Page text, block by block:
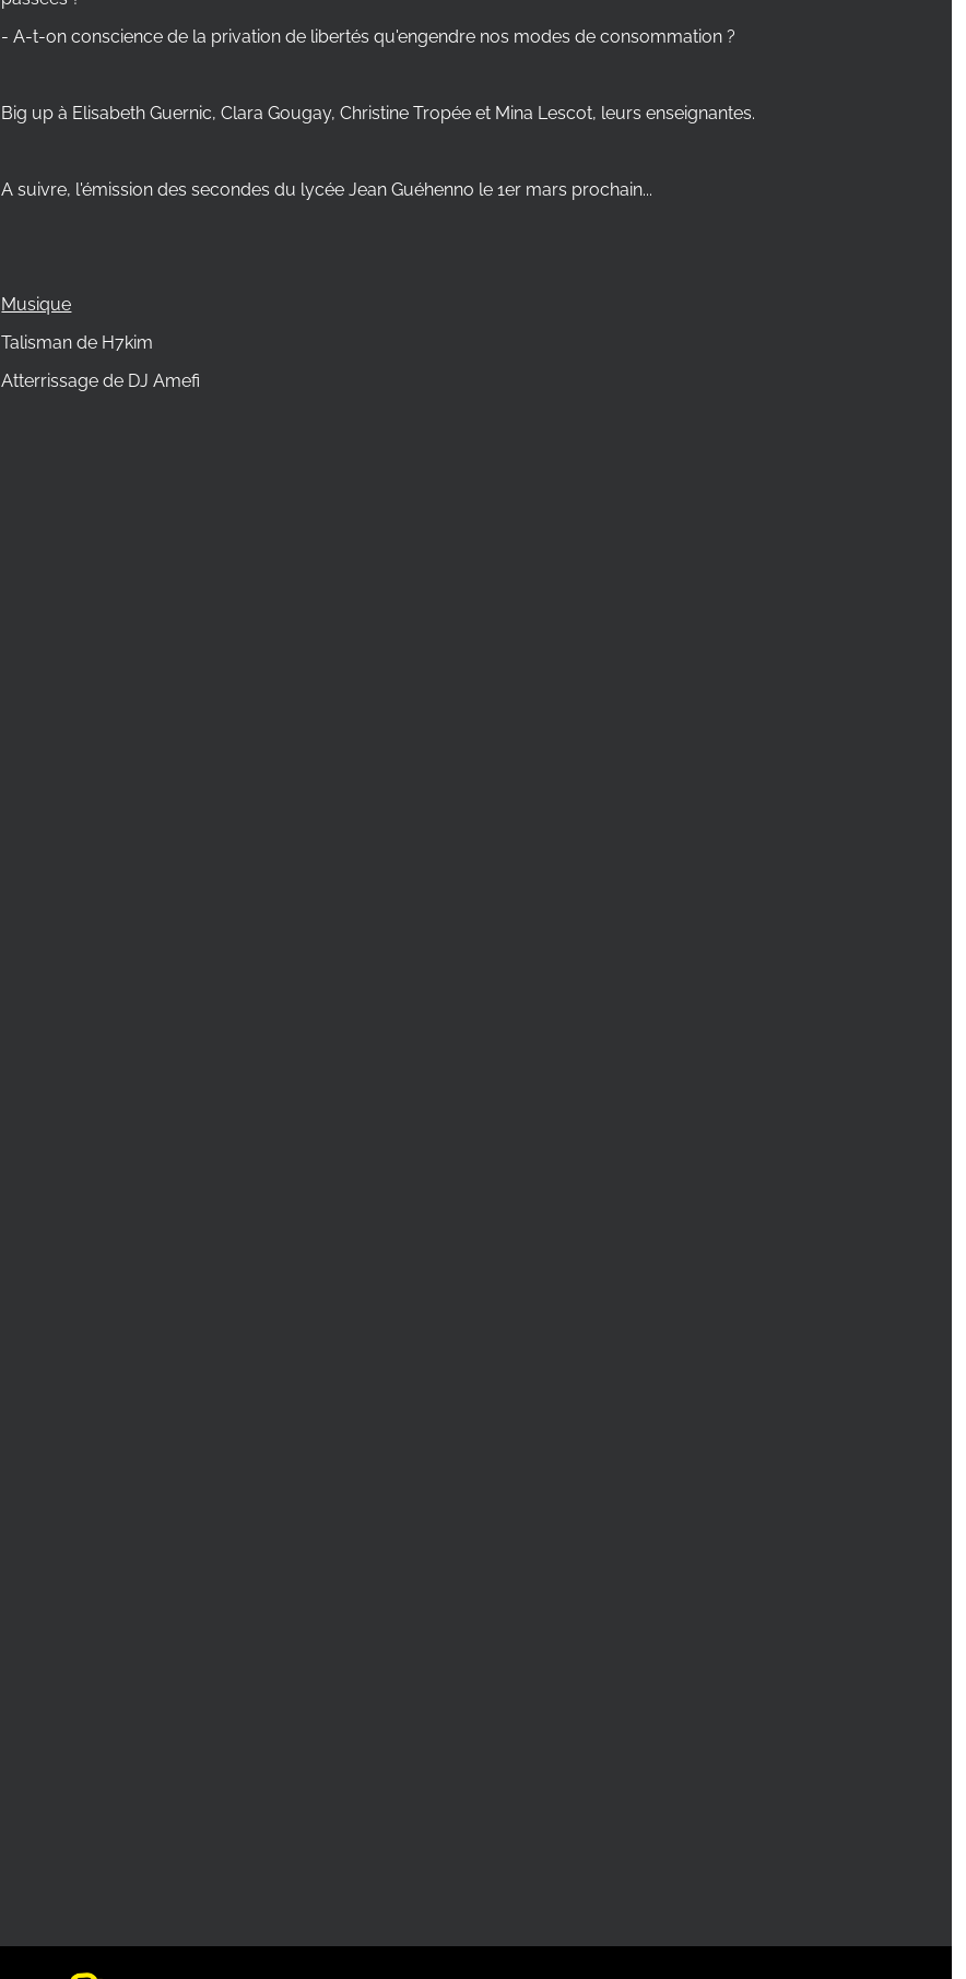
- A-t-on conscience de la privation de libertés qu'engendre nos modes de consommation ?
Big up à Elisabeth Guernic, Clara Gougay, Christine Tropée et Mina Lescot, leurs enseignantes.
A suivre, l'émission des secondes du lycée Jean Guéhenno le 1er mars prochain...
Musique
Talisman de H7kim
Atterrissage de DJ Amefi